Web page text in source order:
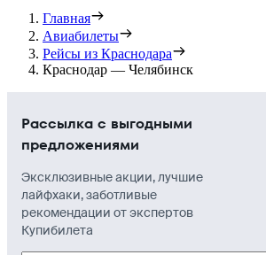
Главная
Авиабилеты
Рейсы из Краснодара
Краснодар — Челябинск
Рассылка с выгодными
предложениями
Эксклюзивные акции, лучшие
лайфхаки, заботливые
рекомендации от экспертов
Купибилета